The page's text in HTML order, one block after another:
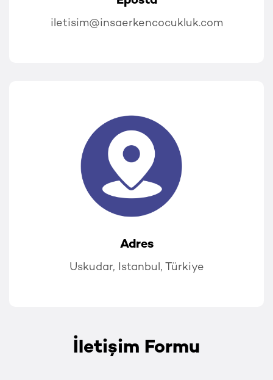
iletisim@insaerkencocukluk.com
Adres
Uskudar, Istanbul, Türkiye
İletişim Formu